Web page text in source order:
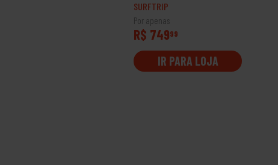
SURFTRIP
Por apenas
R$ 74999
IR PARA LOJA